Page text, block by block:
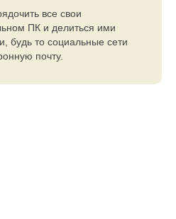
все свои
ПК и делиться ими
будь то социальные сети
почту.